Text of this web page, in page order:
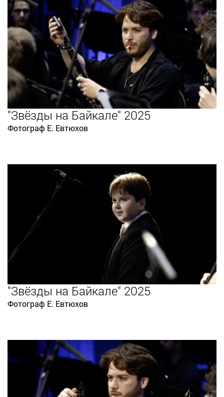
"Звёзды на Байкале" 2025
Фотограф Е. Евтюхов
"Звёзды на Байкале" 2025
Фотограф Е. Евтюхов